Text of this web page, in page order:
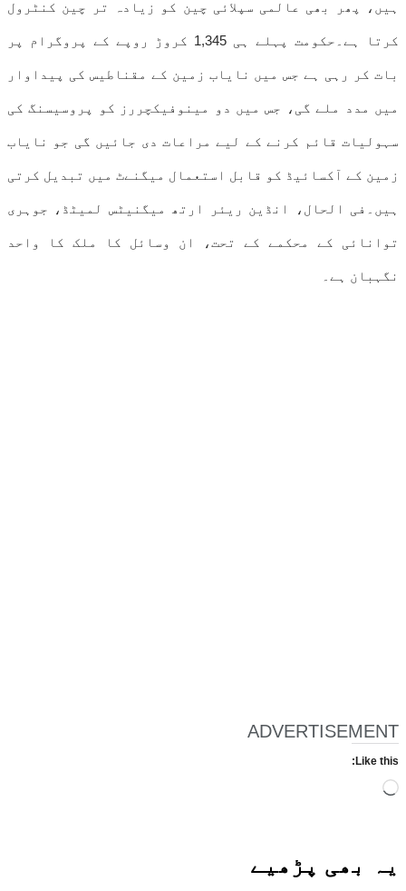
ہیں، پھر بھی عالمی سپلائی چین کو زیادہ تر چین کنٹرول
کرتا ہے۔حکومت پہلے ہی 1,345 کروڑ روپے کے پروگرام پر
بات کر رہی ہے جس میں نایاب زمین کے مقناطیس کی پیداوار
میں مدد ملے گی، جس میں دو مینوفیکچررز کو پروسیسنگ کی
سہولیات قائم کرنے کے لیے مراعات دی جائیں گی جو نایاب
زمین کے آکسائیڈ کو قابل استعمال میگنےٹ میں تبدیل کرتی
ہیں۔فی الحال، انڈین ریئر ارتھ میگنیٹس لمیٹڈ، جوہری
توانائی کے محکمے کے تحت، ان وسائل کا ملک کا واحد
نگہبان ہے۔
ADVERTISEMENT
Like this:
Loading…
یہ بھی پڑھیے